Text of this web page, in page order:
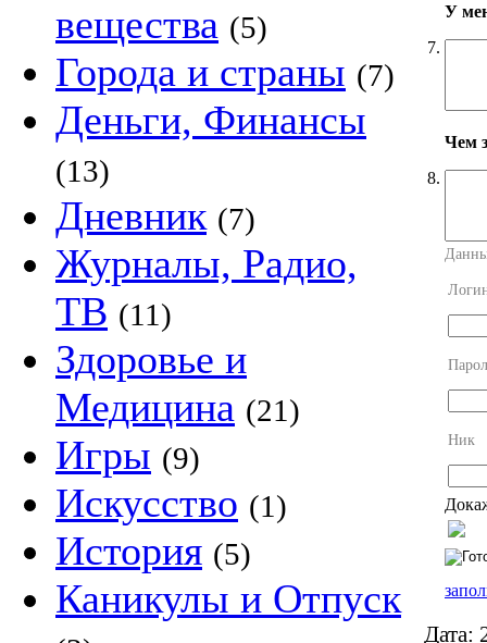
вещества (5)
Города и страны (7)
Деньги, Финансы
(13)
Дневник (7)
Журналы, Радио,
ТВ (11)
Здоровье и
Медицина (21)
Игры (9)
Искусство (1)
История (5)
Каникулы и Отпуск
7.
У
8.
Чем
Ник
Дата: